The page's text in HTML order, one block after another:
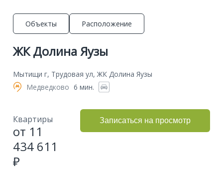
ЖК Долина Яузы
Мытищи г, Трудовая ул, ЖК Долина Яузы
Медведково 6 мин.
Квартиры
от 11
434 611
₽
Записаться на просмотр
Объекты Расположение